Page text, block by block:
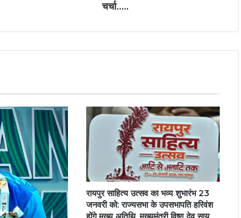
चर्चा…..
रायपुर साहित्य उत्सव का भव्य शुभारंभ 23
जनवरी को: राज्यसभा के उपसभापति हरिवंश